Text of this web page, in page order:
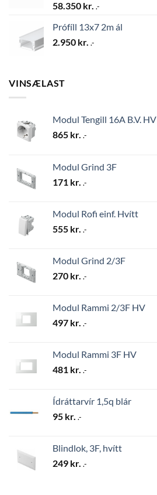
58.350 kr. .-
Prófíll 13x7 2m ál
2.950 kr. .-
VINSÆLAST
Modul Tengill 16A B.V. HV
865 kr. .-
Modul Grind 3F
171 kr. .-
Modul Rofi einf. Hvítt
555 kr. .-
Modul Grind 2/3F
270 kr. .-
Modul Rammi 2/3F HV
497 kr. .-
Modul Rammi 3F HV
481 kr. .-
Ídráttarvír 1,5q blár
95 kr. .-
Blindlok, 3F, hvítt
249 kr. .-